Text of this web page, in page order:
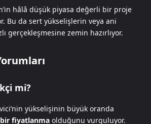
hâlâ düşük piyasa değerli bir proje
Bu da sert yükselişlerin veya ani
gerçekleşmesine zemin hazırlıyor.
mi?
yükselişinin büyük oranda
fiyatlanma olduğunu vurguluyor.